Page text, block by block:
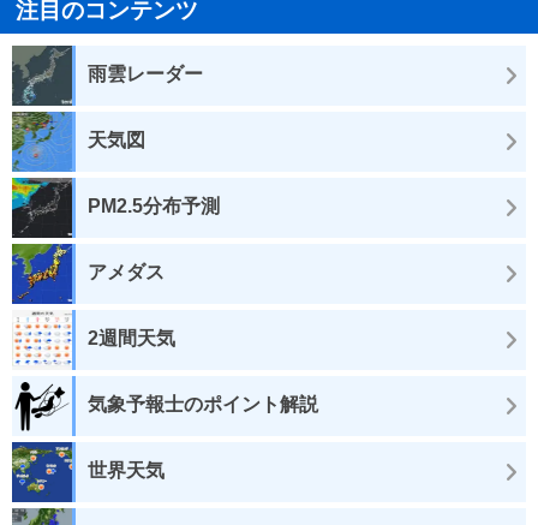
注目のコンテンツ
雨雲レーダー
天気図
PM2.5分布予測
アメダス
2週間天気
気象予報士のポイント解説
世界天気